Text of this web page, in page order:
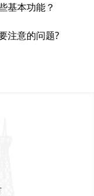
基本功能？
注意的问题?